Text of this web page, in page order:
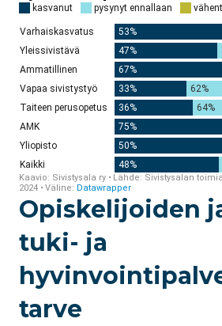
Opiskelijoiden
tuki- ja
tarve